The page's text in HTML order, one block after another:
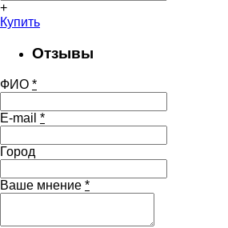
+
Купить
Отзывы
ФИО *
E-mail *
Город
Ваше мнение *